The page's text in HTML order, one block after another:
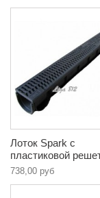
Лоток Spark с
пластиковой
738,00 руб